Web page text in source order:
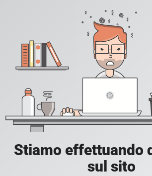
Stiamo effettuando
sul sito